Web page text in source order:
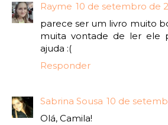
Rayme 10 de setembro de
parece ser um livro muito
muita vontade de ler ele
ajuda :(
Responder
Sabrina Sousa 10 de
Olá, Camila!